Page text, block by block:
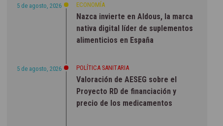
5 de agosto, 2026 ECONOMÍA
Nazca invierte en Aldous, la marca
nativa digital líder de suplementos
alimenticios en España
5 de agosto, 2026 POLÍTICA SANITARIA
Valoración de AESEG sobre el
Proyecto RD de financiación y
precio de los medicamentos